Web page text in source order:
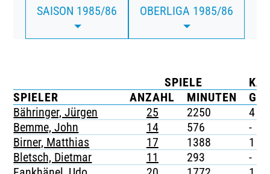
CLUBMITGLIEDSCHAFT
BUSINESS
TICKETING
SAISON 1985/86 OBERLIGA 1985/86
SPIELE
SPIELER
ANZAHL MINUTEN G
Bähringer, Jürgen
25 2250 4
Bemme, John
14 576 -
Birner, Matthias
17 1388 1
Bletsch, Dietmar
11 293 -